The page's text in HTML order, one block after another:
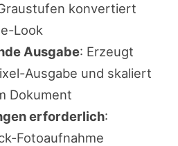
konvertiert
Look
Ausgabe: Erzeugt
Ausgabe und skaliert
Dokument
erforderlich:
Fotoaufnahme